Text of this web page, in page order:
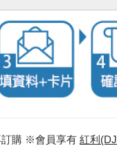
訂購 ※會員享有 紅利